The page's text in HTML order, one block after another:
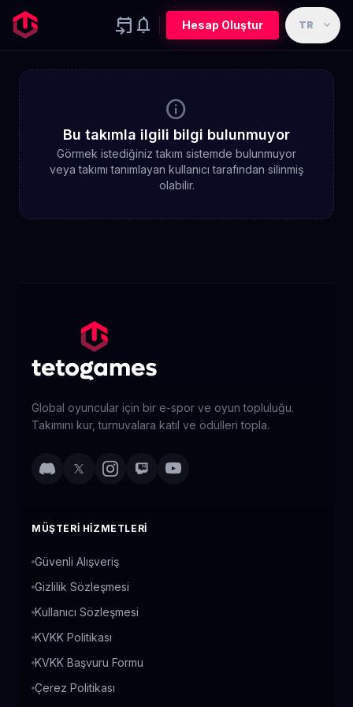
event_upcoming notifications Hesap Oluştur TR expand_more
info
Bu takımla ilgili bilgi bulunmuyor
Görmek istediğiniz takım sistemde bulunmuyor
veya takımı tanımlayan kullanıcı tarafından silinmiş
olabilir.
Global oyuncular için bir e-spor ve oyun topluluğu.
Takımını kur, turnuvalara katıl ve ödülleri topla.
MÜŞTERI HIZMETLERI
Güvenli Alışveriş
Gizlilik Sözleşmesi
Kullanıcı Sözleşmesi
KVKK Politikası
KVKK Başvuru Formu
Çerez Politikası